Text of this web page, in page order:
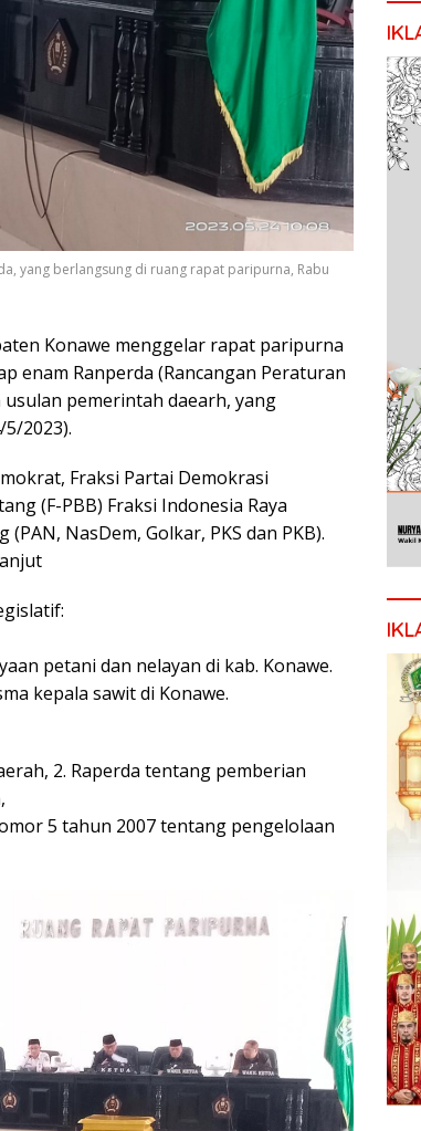
yang berlangsung di ruang rapat paripurna, Rabu
Konawe menggelar rapat paripurna
enam Ranperda (Rancangan Peraturan
pemerintah daearh, yang
2023).
Fraksi Partai Demokrasi
(F-PBB) Fraksi Indonesia Raya
NasDem, Golkar, PKS dan PKB).
petani dan nelayan di kab. Konawe.
kepala sawit di Konawe.
2. Raperda tentang pemberian
5 tahun 2007 tentang pengelolaan